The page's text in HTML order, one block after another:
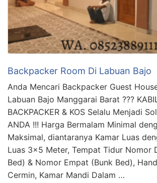
Backpacker Room Di Labuan Bajo
Anda Mencari Backpacker Guest
Labuan Bajo Manggarai Barat ???
BACKPACKER & KOS Selalu Menjadi
ANDA !!! Harga Bermalam Minimal
Maksimal, diantaranya Kamar Luas
Luas 3×5 Meter, Tempat Tidur Nomor
Bed) & Nomor Empat (Bunk Bed),
Cermin, Kamar Mandi Dalam …